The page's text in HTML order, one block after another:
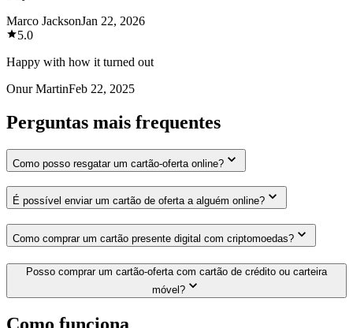
Marco JacksonJan 22, 2026
5.0
Happy with how it turned out
Onur MartinFeb 22, 2025
Perguntas mais frequentes
Como posso resgatar um cartão-oferta online?
É possível enviar um cartão de oferta a alguém online?
Como comprar um cartão presente digital com criptomoedas?
Posso comprar um cartão-oferta com cartão de crédito ou carteira
móvel?
Como funciona